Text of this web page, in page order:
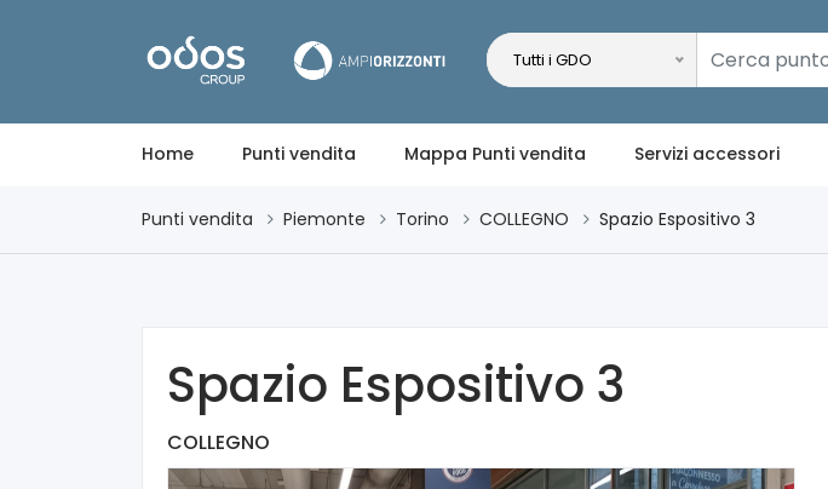
Tutti i GDO
Home Punti vendita Mappa Punti vendita Servizi accessori
Punti vendita Piemonte Torino COLLEGNO Spazio Espositivo 3
Spazio Espositivo 3
COLLEGNO